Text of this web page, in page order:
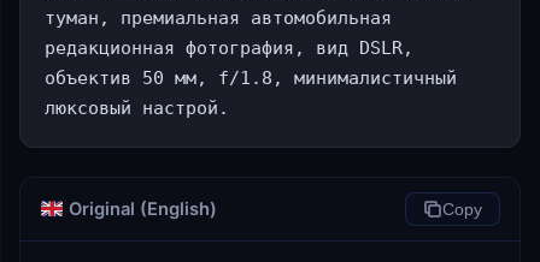
туман, премиальная автомобильная
редакционная фотография, вид DSLR,
объектив 50 мм, f/1.8, минималистичный
люксовый настрой.
Original (English) Copy